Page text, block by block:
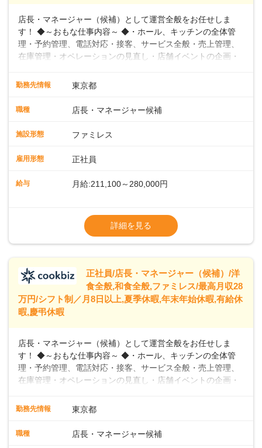
店長・マネージャー（候補）として運営全般をお任せしま
す！ ◆～おもな仕事内容～ ◆・ホール、キッチンの全体管
理・予約管理、電話対応・接客、サービス全般・売上管理、
在庫管理・オペレーションの見直し・店舗イベントの企画・
入社後はスキルに合わせた業務からお任せしますので、徐々
向上を目指すDX推進～ ◆すかいらーくのレストランでは、
スタッフの働きやすさをサポートしています。配膳ロボット
や歩行数が約40%も削減されました！また、配膳ロボットに
なDX（デジタルトランスフォーメーション）の取り組みを進
います。私たちは、多様な働き方を提供し、ライフステージ
に合わせた柔軟な勤務時間や働きやすい環境を整えていま
います。
勤務先情報 東京都
職種 店長・マネージャー候補
施設形態 ファミレス
雇用形態 正社員
給与 月給:211,100～280,000円
※残業代全額支給
※経験に応じて応相談①ナショナル社員：月
給245,800円～②エリア社員 ：月給
詳細を見る
正社員/店長・マネージャー（候補）/洋
食全般,和食全般,ファミレス/最高月収28
万円/シフト制／月8日以上,夏季休暇,年末年始休暇,有給休
暇,慶弔休暇
店長・マネージャー（候補）として運営全般をお任せしま
す！ ◆～おもな仕事内容～ ◆・ホール、キッチンの全体管
理・予約管理、電話対応・接客、サービス全般・売上管理、
在庫管理・オペレーションの見直し・店舗イベントの企画・
入社後はスキルに合わせた業務からお任せしますので、徐々
向上を目指すDX推進～ ◆すかいらーくのレストランでは、
勤務先情報 東京都
職種 店長・マネージャー候補